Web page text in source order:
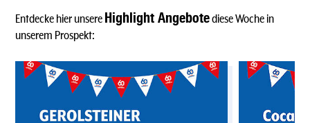
Entdecke hier unsere Highlight Angebotediese Woche in
unserem Prospekt: